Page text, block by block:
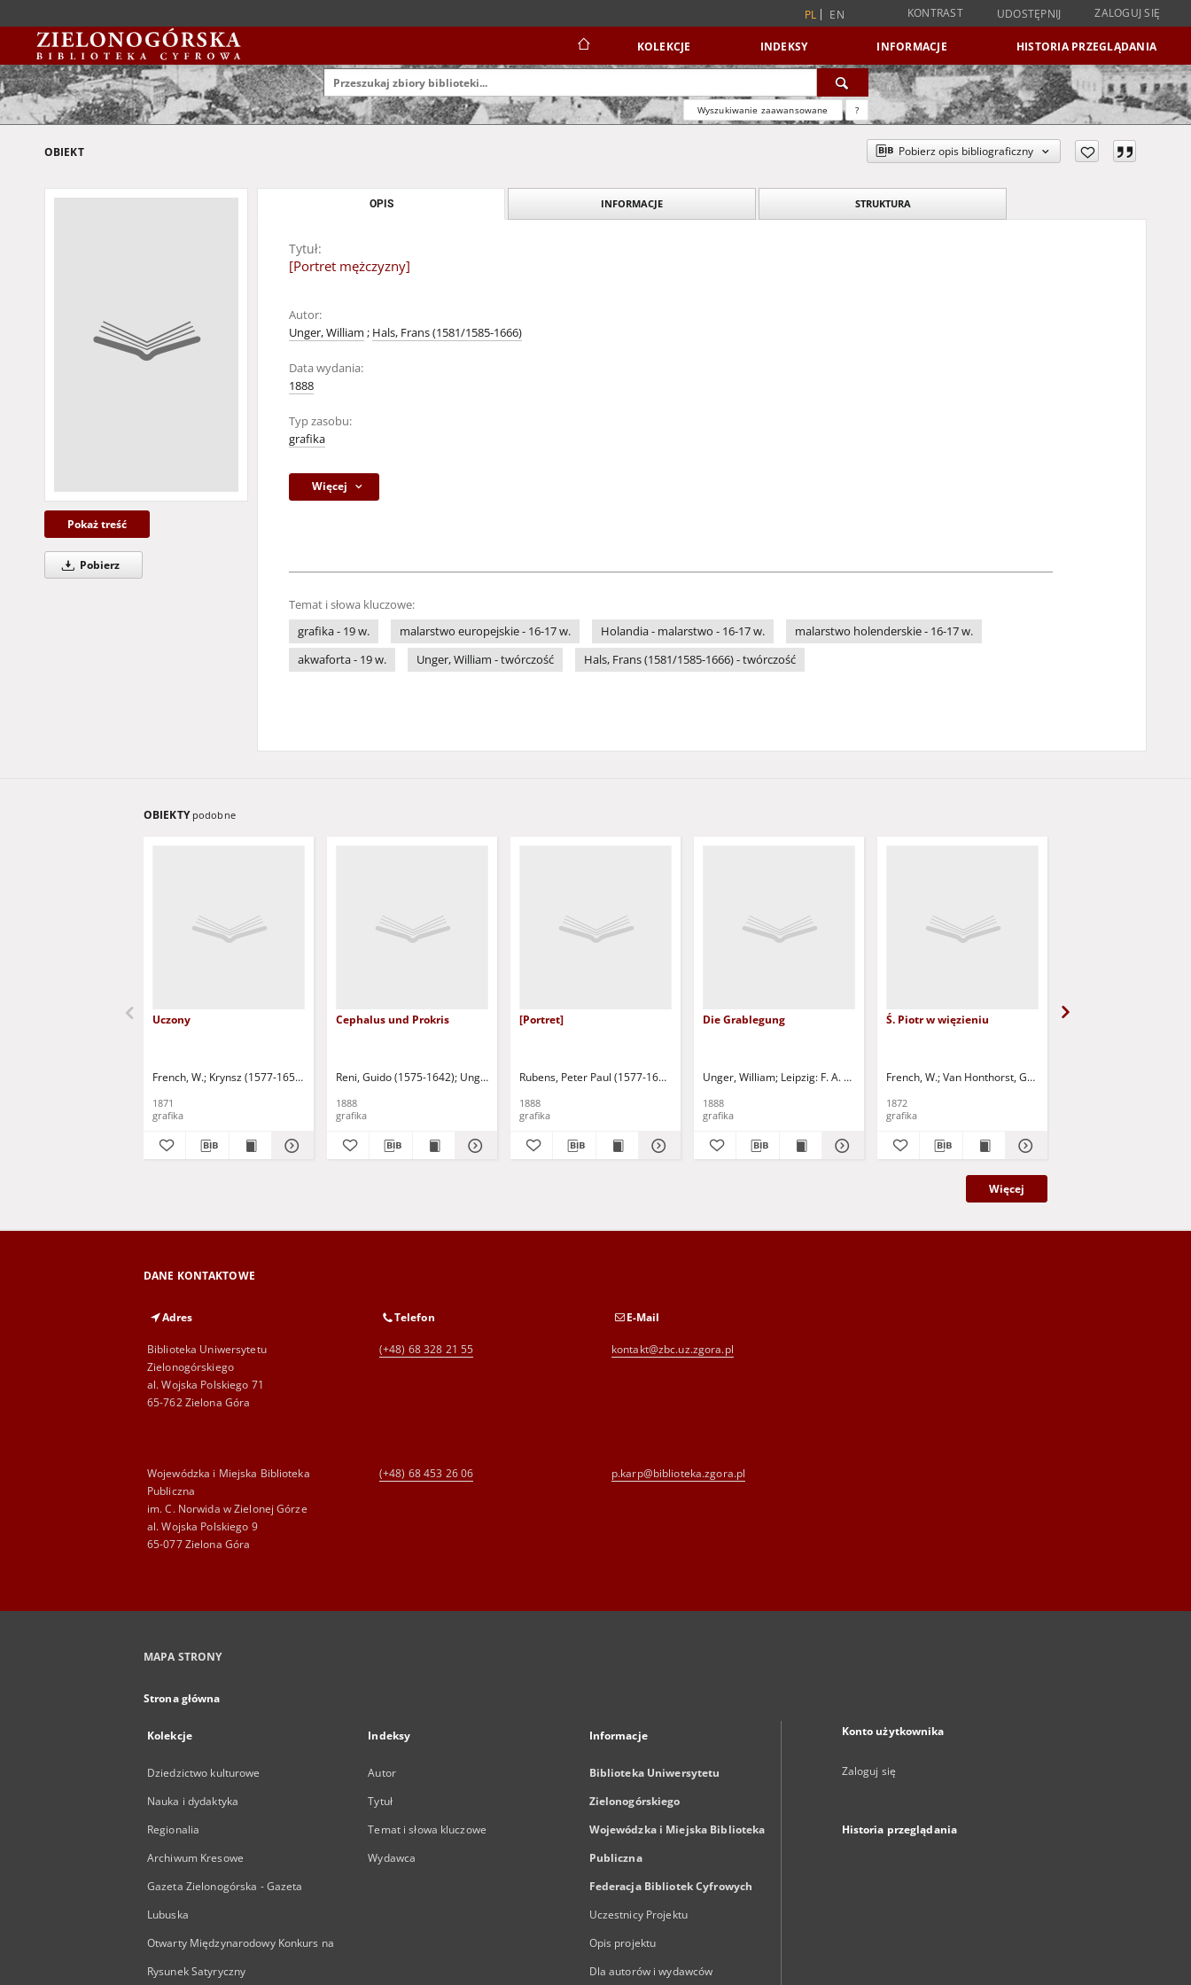
PL EN KONTRAST UDOSTĘPNIJ ZALOGUJ SIĘ
KOLEKCJE INDEKSY INFORMACJE HISTORIA PRZEGLĄDANIA
Wyszukiwanie zaawansowane ?
OBIEKT Pobierz opis bibliograficzny
Pokaż treść
Pobierz
OPIS INFORMACJE STRUKTURA
Tytuł:
[Portret mężczyzny]
Autor:
Unger, William ; Hals, Frans (1581/1585-1666)
Data wydania:
1888
Typ zasobu:
grafika
Więcej
Temat i słowa kluczowe:
grafika - 19 w.
malarstwo europejskie - 16-17 w. Holandia - malarstwo - 16-17 w.
malarstwo holenderskie - 16-17 w.
akwaforta - 19 w.
Unger, William - twórczość Hals, Frans (1581/1585-1666) - twórczość
OBIEKTY podobne
Uczony
French, W. Krynsz (1577-1656) Crynsz (1577-1656) Van der Maes, Everard Quirijnsz (1577-1656)
1871
grafika
Cephalus und Prokris
Reni, Guido (1575-1642) Unger, William Leipzig: F. A. Brockhaus
1888
grafika
[Portret]
Rubens, Peter Paul (1577-1640) Unger, William Leipzig: F. A. Brockhaus
1888
grafika
Die Grablegung
Unger, William Leipzig: F. A. Brockhaus
1888
grafika
Ś. Piotr w więzieniu
French, W. Van Honthorst, Gerard (1590-1656)
1872
grafika
Więcej
DANE KONTAKTOWE
Adres
Biblioteka Uniwersytetu
Zielonogórskiego
al. Wojska Polskiego 71
65-762 Zielona Góra
Telefon
(+48) 68 328 21 55
E-Mail
kontakt@zbc.uz.zgora.pl
Wojewódzka i Miejska Biblioteka
Publiczna
im. C. Norwida w Zielonej Górze
al. Wojska Polskiego 9
65-077 Zielona Góra
(+48) 68 453 26 06 p.karp@biblioteka.zgora.pl
MAPA STRONY
Strona główna
Kolekcje
Dziedzictwo kulturowe
Nauka i dydaktyka
Regionalia
Archiwum Kresowe
Gazeta Zielonogórska - Gazeta
Lubuska
Otwarty Międzynarodowy Konkurs na
Rysunek Satyryczny
Indeksy
Autor
Tytuł
Temat i słowa kluczowe
Wydawca
Informacje
Biblioteka Uniwersytetu
Zielonogórskiego
Wojewódzka i Miejska Biblioteka
Publiczna
Federacja Bibliotek Cyfrowych
Uczestnicy Projektu
Opis projektu
Dla autorów i wydawców
Konto użytkownika
Zaloguj się
Historia przeglądania